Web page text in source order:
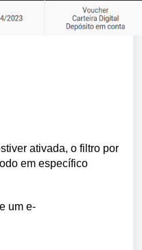
ativada, o filtro por
em específico
um e-